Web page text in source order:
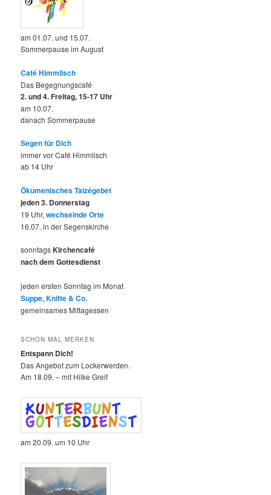
am 01.07. und 15.07.
Sommerpause im August
Café Himmlisch
Das Begegnungscafé
2. und 4. Freitag, 15-17 Uhr
am 10.07.
danach Sommerpause
Segen für Dich
immer vor Café Himmlisch
ab 14 Uhr
Ökumenisches Taizégebet
jeden 3. Donnerstag
19 Uhr,wechselnde Orte
16.07. in der Segenskirche
sonntagsKirchencafé
nach dem Gottesdienst
jeden ersten Sonntag im Monat
Suppe, Knifte & Co.
gemeinsames Mittagessen
SCHON MAL MERKEN
Entspann Dich!
Das Angebot zum Lockerwerden.
Am 18.09. – mit Hilke Greif
am 20.09. um 10 Uhr